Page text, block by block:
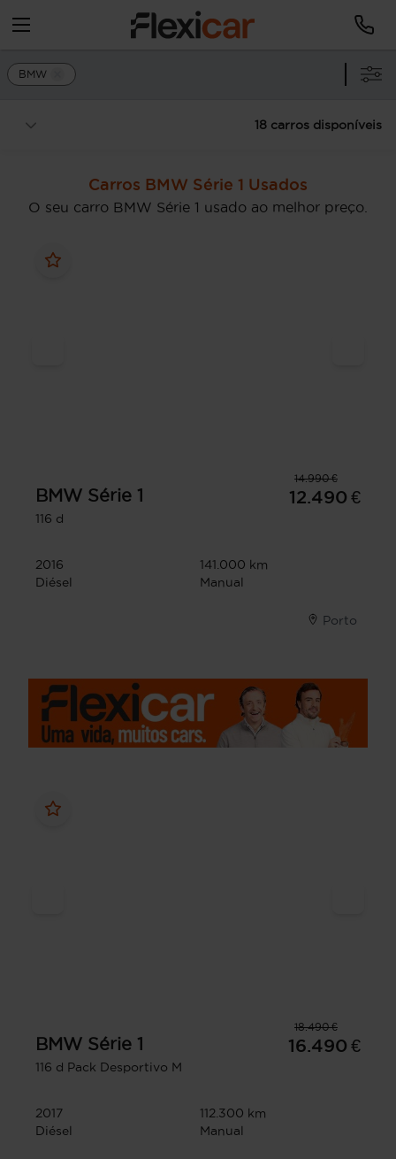
BMW
18 carros disponíveis
Carros BMW Série 1 Usados
O seu carro BMW Série 1 usado ao melhor preço.
14.990 €
BMW Série 1
116 d
12.490 €
2016
141.000 km
Diésel
Manual
Porto
18.490 €
BMW Série 1
116 d Pack Desportivo M
16.490 €
2017
112.300 km
Diésel
Manual